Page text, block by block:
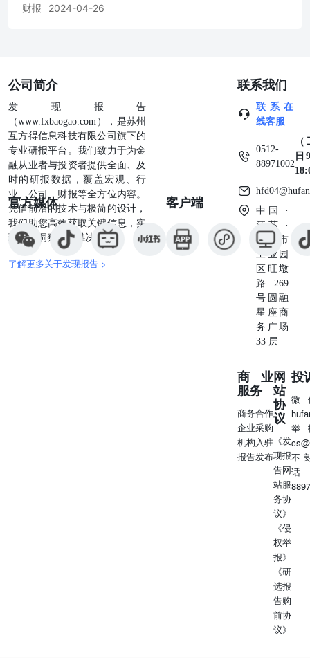
财报 2024-04-26
公司简介
发现报告
（www.fxbaogao.com），是苏州
互方得信息科技有限公司旗下的
专业研报平台。我们致力于为金
融从业者与投资者提供全面、及
时的研报数据，覆盖宏观、行
业、公司、财报等全方位内容。
凭借前沿的技术与极简的设计，
我们助您高效获取关键信息，实
现深度洞察与精准决策。
了解更多关于发现报告 >
官方媒体 客户端
联系我们
联系在
线客服
0512-
88971002
日
中国 ·
江苏 ·
苏州市
工业园
区旺墩
路269
号圆融
星座商
务广场
33 层
商业
服务
商务合作
企业采购
机构入驻
报告发布
网
站
协
议
《发
现报
告网
站服
务协
议》
《侵
权举
报》
《研
选报
告购
前协
议》
投
微
举
不